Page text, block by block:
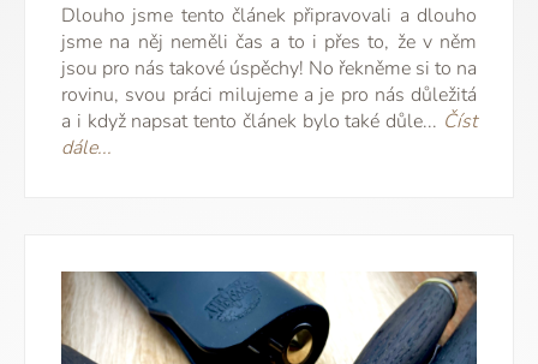
Dlouho jsme tento článek připravovali a dlouho
jsme na něj neměli čas a to i přes to, že v něm
jsou pro nás takové úspěchy! No řekněme si to na
rovinu, svou práci milujeme a je pro nás důležitá
a i když napsat tento článek bylo také důle... Číst
dále...